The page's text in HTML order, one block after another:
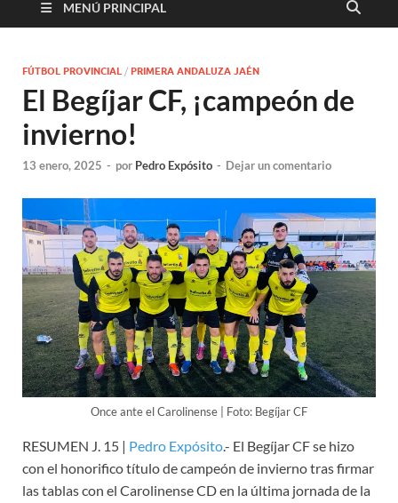
MENÚ PRINCIPAL
FÚTBOL PROVINCIAL / PRIMERA ANDALUZA JAÉN
El Begíjar CF, ¡campeón de
invierno!
13 enero, 2025 - por Pedro Expósito - Dejar un comentario
Once ante el Carolinense | Foto: Begíjar CF
RESUMEN J. 15 | Pedro Expósito.- El Begíjar CF se hizo
con el honorifico título de campeón de invierno tras firmar
las tablas con el Carolinense CD en la última jornada de la